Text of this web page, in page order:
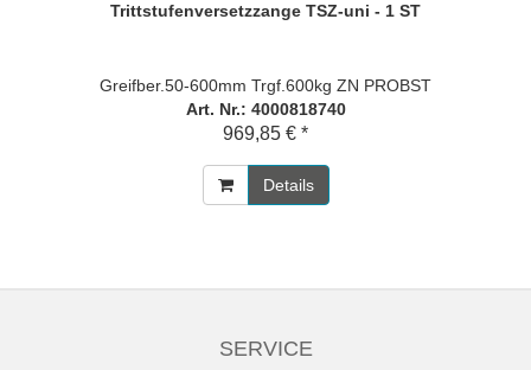
Trittstufenversetzzange TSZ-uni - 1 ST
Greifber.50-600mm Trgf.600kg ZN PROBST
Art. Nr.: 4000818740
969,85 € *
Details
SERVICE